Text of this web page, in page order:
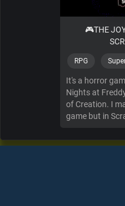
🎮THE
RPG
It's a horror
Nights at
of Creation. I
game but in